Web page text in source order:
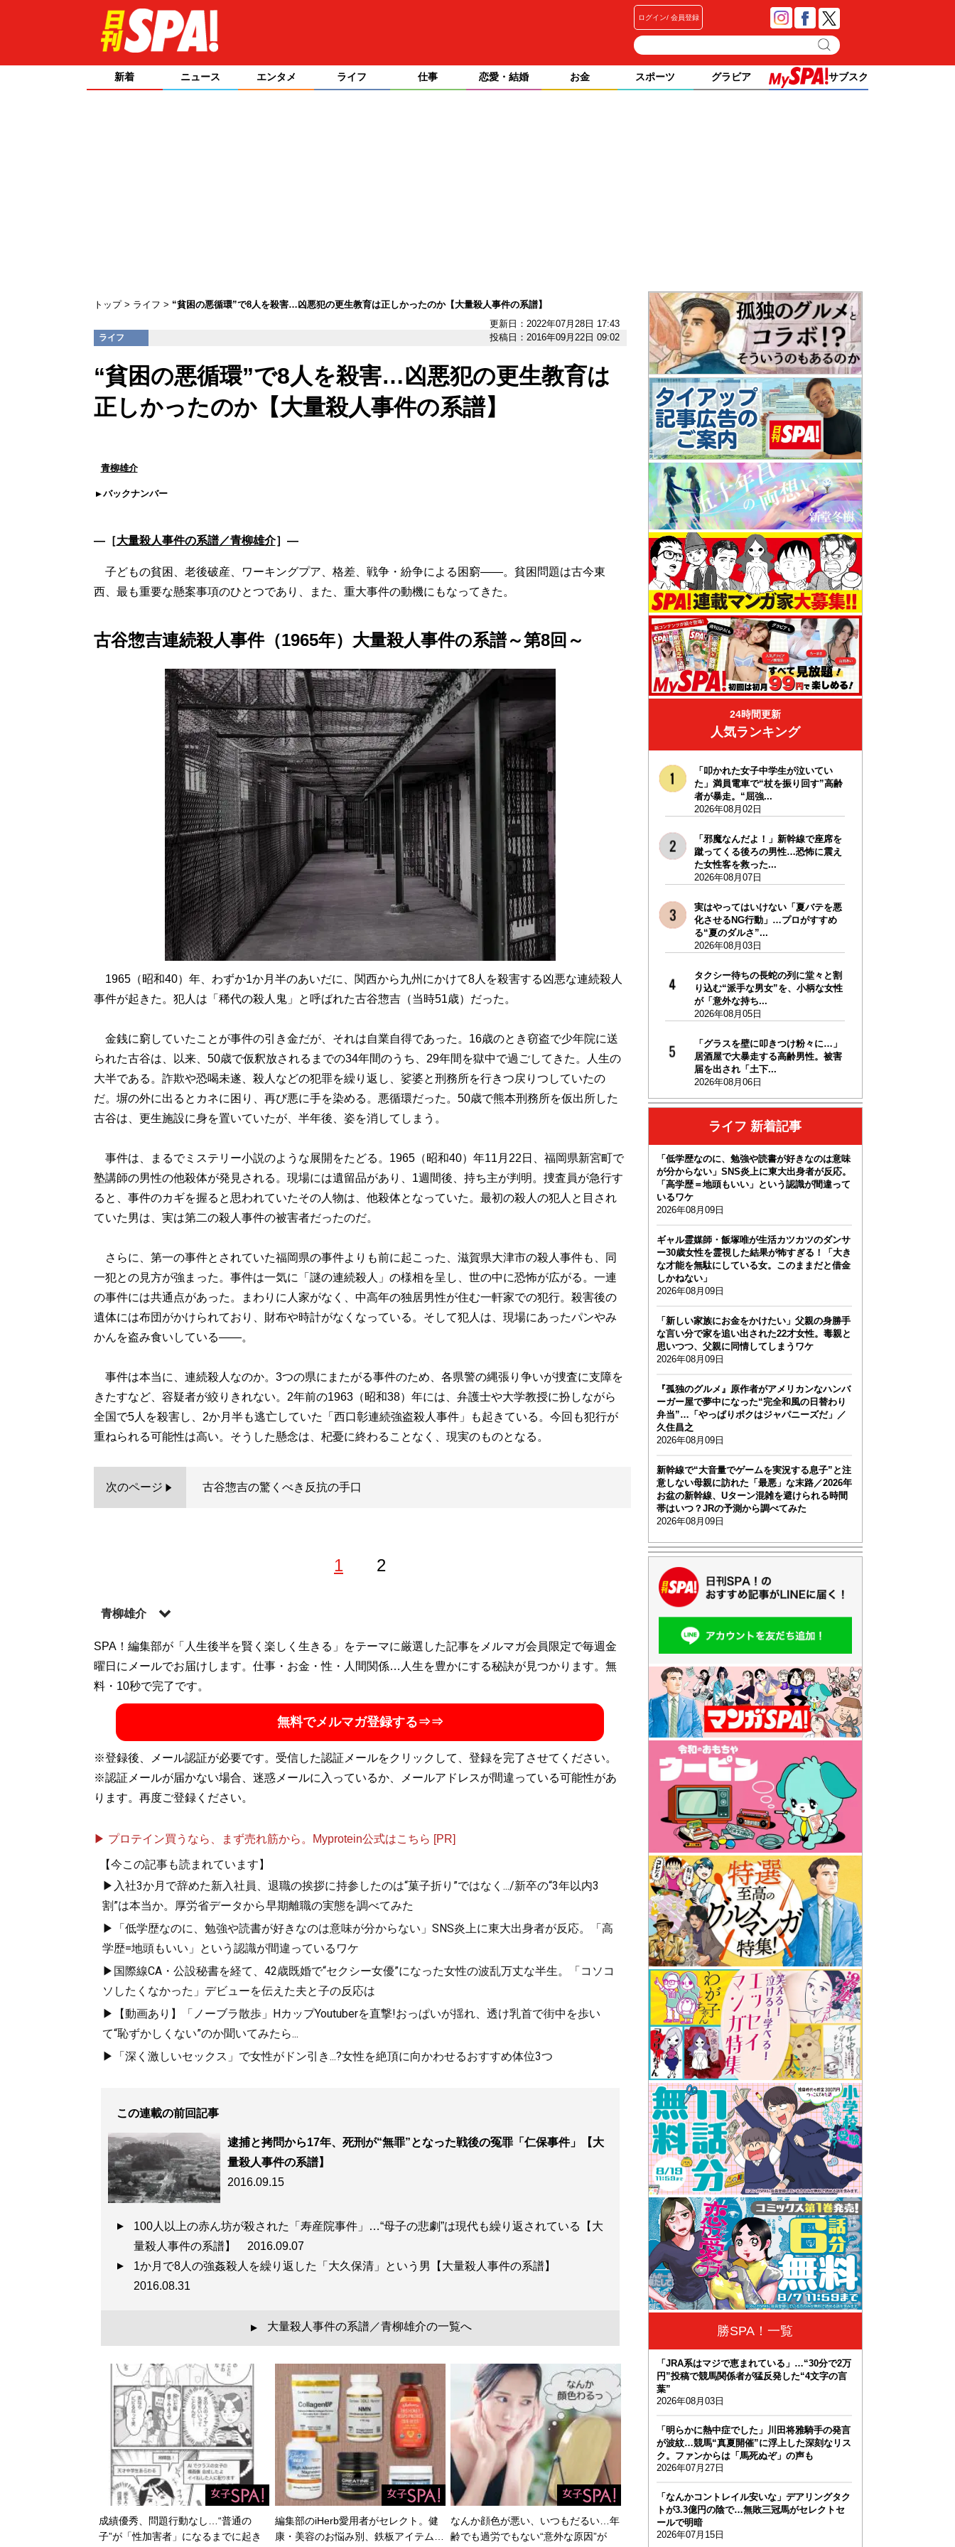
ログイン 会員登録
新着 ニュース エンタメ ライフ 仕事 恋愛・結婚 お金 スポーツ グラビア サブスク
トップ ライフ
“貧困の悪循環”で8人を殺害…凶悪犯の更生教育は正しかったのか【大量殺人事件の系譜】
更新日：2022年07月28日 17:43
ライフ 投稿日：2016年09月22日 09:02
“貧困の悪循環”で8人を殺害…凶悪犯の更生教育は
正しかったのか【大量殺人事件の系譜】
青柳雄介
バックナンバー
―［大量殺人事件の系譜／青柳雄介］―
子どもの貧困、老後破産、ワーキングプア、格差、戦争・紛争による困窮――。貧困問題は古今東
西、最も重要な懸案事項のひとつであり、また、重大事件の動機にもなってきた。
古谷惣吉連続殺人事件（1965年）大量殺人事件の系譜～第8回～
1965（昭和40）年、わずか1か月半のあいだに、関西から九州にかけて8人を殺害する凶悪な連続殺人
事件が起きた。犯人は「稀代の殺人鬼」と呼ばれた古谷惣吉（当時51歳）だった。
金銭に窮していたことが事件の引き金だが、それは自業自得であった。16歳のとき窃盗で少年院に送
られた古谷は、以来、50歳で仮釈放されるまでの34年間のうち、29年間を獄中で過ごしてきた。人生の
大半である。詐欺や恐喝未遂、殺人などの犯罪を繰り返し、娑婆と刑務所を行きつ戻りつしていたの
だ。塀の外に出るとカネに困り、再び悪に手を染める。悪循環だった。50歳で熊本刑務所を仮出所した
古谷は、更生施設に身を置いていたが、半年後、姿を消してしまう。
事件は、まるでミステリー小説のような展開をたどる。1965（昭和40）年11月22日、福岡県新宮町で
塾講師の男性の他殺体が発見される。現場には遺留品があり、1週間後、持ち主が判明。捜査員が急行す
ると、事件のカギを握ると思われていたその人物は、他殺体となっていた。最初の殺人の犯人と目され
ていた男は、実は第二の殺人事件の被害者だったのだ。
さらに、第一の事件とされていた福岡県の事件よりも前に起こった、滋賀県大津市の殺人事件も、同
一犯との見方が強まった。事件は一気に「謎の連続殺人」の様相を呈し、世の中に恐怖が広がる。一連
の事件には共通点があった。まわりに人家がなく、中高年の独居男性が住む一軒家での犯行。殺害後の
遺体には布団がかけられており、財布や時計がなくなっている。そして犯人は、現場にあったパンやみ
かんを盗み食いしている――。
事件は本当に、連続殺人なのか。3つの県にまたがる事件のため、各県警の縄張り争いが捜査に支障を
きたすなど、容疑者が絞りきれない。2年前の1963（昭和38）年には、弁護士や大学教授に扮しながら
全国で5人を殺害し、2か月半も逃亡していた「西口彰連続強盗殺人事件」も起きている。今回も犯行が
重ねられる可能性は高い。そうした懸念は、杞憂に終わることなく、現実のものとなる。
次のページ 古谷惣吉の驚くべき反抗の手口
1 2
青柳雄介
記事一覧へ
SPA！編集部が「人生後半を賢く楽しく生きる」をテーマに厳選した記事をメルマガ会員限定で毎週金
曜日にメールでお届けします。仕事・お金・性・人間関係…人生を豊かにする秘訣が見つかります。無
料・10秒で完了です。
無料でメルマガ登録する⇒⇒
※登録後、メール認証が必要です。受信した認証メールをクリックして、登録を完了させてください。
※認証メールが届かない場合、迷惑メールに入っているか、メールアドレスが間違っている可能性があ
ります。再度ご登録ください。
▶ プロテイン買うなら、まず売れ筋から。Myprotein公式はこちら [PR]
【今この記事も読まれています】
▶入社3か月で辞めた新入社員、退職の挨拶に持参したのは“菓子折り”ではなく.../新卒の“3年以内3
割”は本当か。厚労省データから早期離職の実態を調べてみた
▶「低学歴なのに、勉強や読書が好きなのは意味が分からない」SNS炎上に東大出身者が反応。「高
学歴=地頭もいい」という認識が間違っているワケ
▶国際線CA・公設秘書を経て、42歳既婚で“セクシー女優”になった女性の波乱万丈な半生。「コソコ
ソしたくなかった」デビューを伝えた夫と子の反応は
▶【動画あり】「ノーブラ散歩」HカップYoutuberを直撃!おっぱいが揺れ、透け乳首で街中を歩い
て“恥ずかしくない”のか聞いてみたら...
▶「深く激しいセックス」で女性がドン引き...?女性を絶頂に向かわせるおすすめ体位3つ
この連載の前回記事
逮捕と拷問から17年、死刑が“無罪”となった戦後の冤罪「仁保事件」【大
量殺人事件の系譜】
2016.09.15
100人以上の赤ん坊が殺された「寿産院事件」…“母子の悲劇”は現代も繰り返されている【大
量殺人事件の系譜】 2016.09.07
1か月で8人の強姦殺人を繰り返した「大久保清」という男【大量殺人事件の系譜】
2016.08.31
▲ 大量殺人事件の系譜／青柳雄介の一覧へ
成績優秀、問題行動なし…“普通の
子”が「性加害者」になるまでに起き
編集部のiHerb愛用者がセレクト。健
康・美容のお悩み別、鉄板アイテム…
なんか顔色が悪い、いつもだるい…年
齢でも過労でもない“意外な原因”が
24時間更新
人気ランキング
「叩かれた女子中学生が泣いてい
た」満員電車で“杖を振り回す”高齢
者が暴走。“屈強...
2026年08月02日
「邪魔なんだよ！」新幹線で座席を
蹴ってくる後ろの男性…恐怖に震え
た女性客を救った...
2026年08月07日
実はやってはいけない「夏バテを悪
化させるNG行動」…プロがすすめ
る“夏のダルさ”...
2026年08月03日
タクシー待ちの長蛇の列に堂々と割
り込む“派手な男女”を、小柄な女性
が「意外な持ち...
2026年08月05日
「グラスを壁に叩きつけ粉々に…」
居酒屋で大暴走する高齢男性。被害
届を出され「土下...
2026年08月06日
ライフ 新着記事
「低学歴なのに、勉強や読書が好きなのは意味
が分からない」SNS炎上に東大出身者が反応。
「高学歴＝地頭もいい」という認識が間違って
いるワケ
2026年08月09日
ギャル霊媒師・飯塚唯が生活カツカツのダンサ
ー30歳女性を霊視した結果が怖すぎる！「大き
な才能を無駄にしている女。このままだと借金
しかねない」
2026年08月09日
「新しい家族にお金をかけたい」父親の身勝手
な言い分で家を追い出された22才女性。毒親と
思いつつ、父親に同情してしまうワケ
2026年08月09日
『孤独のグルメ』原作者がアメリカンなハンバ
ーガー屋で夢中になった“完全和風の日替わり
弁当”…「やっぱりボクはジャパニーズだ」／
久住昌之
2026年08月09日
新幹線で“大音量でゲームを実況する息子”と注
意しない母親に訪れた「最悪」な末路／2026年
お盆の新幹線、Uターン混雑を避けられる時間
帯はいつ？JRの予測から調べてみた
2026年08月09日
勝SPA！一覧
「JRA系はマジで恵まれている」…“30分で2万
円”投稿で競馬関係者が猛反発した“4文字の言
葉”
2026年08月03日
「明らかに熱中症でした」川田将雅騎手の発言
が波紋…競馬“真夏開催”に浮上した深刻なリス
ク。ファンからは「馬死ぬぞ」の声も
2026年07月27日
「なんかコントレイル安いな」デアリングタク
トが3.3億円の陰で…無敗三冠馬がセレクトセ
ールで明暗
2026年07月15日